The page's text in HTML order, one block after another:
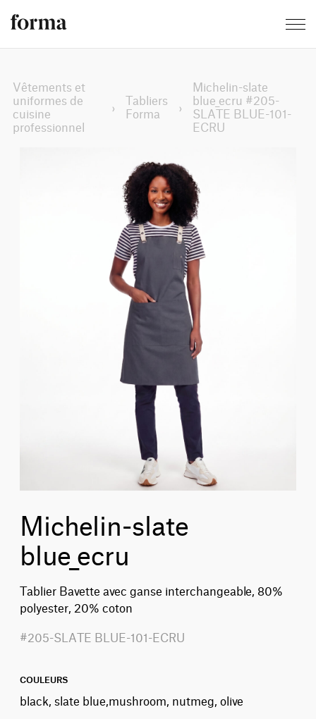
Vêtements et
uniformes de
cuisine
professionnel
›
Tabliers
Forma
›
Michelin-slate
blue_ecru #205-
SLATE BLUE-101-
ECRU
Michelin-slate
blue_ecru
Tablier Bavette avec ganse interchangeable, 80%
polyester, 20% coton
#205-SLATE BLUE-101-ECRU
COULEURS
black, slate blue,mushroom, nutmeg, olive